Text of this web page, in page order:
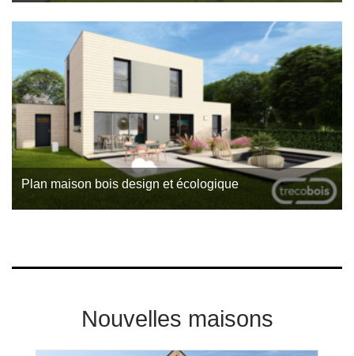
constructeur de maison en bois à Brest pour réaliser leur rêve
: avoir une maison spacieuse, confortable…
Plan maison bois design et écologique
Nouvelles maisons